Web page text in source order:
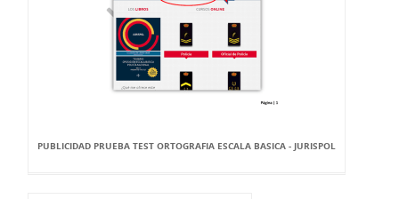
PUBLICIDAD PRUEBA TEST ORTOGRAFIA ESCALA BASICA - JURISPOL